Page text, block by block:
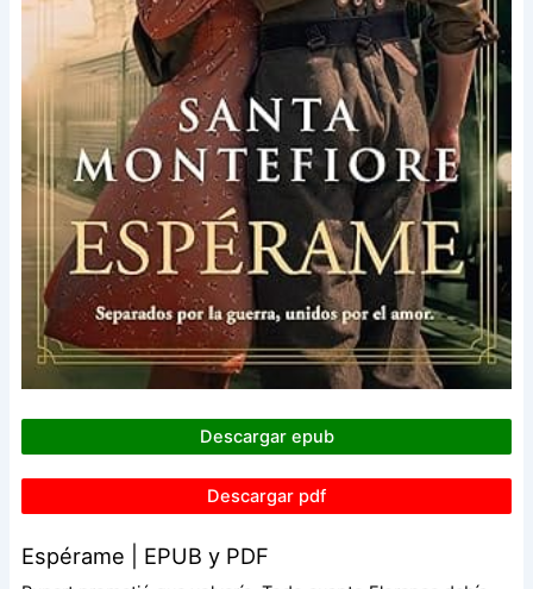
Descargar epub
Descargar pdf
Espérame | EPUB y PDF